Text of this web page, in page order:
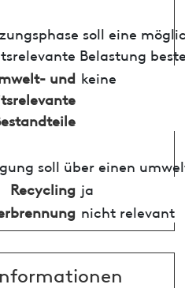
soll eine
Belastung
und keine
soll über einen
Recycling ja
nicht relevant